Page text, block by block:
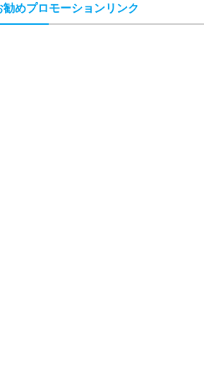
ナユタス